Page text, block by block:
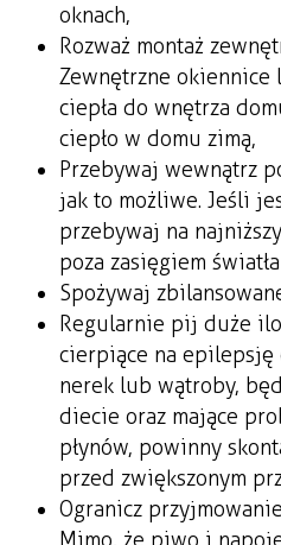
oknach,
Rozważ montaż
Zewnętrzne okiennice
ciepła do wnętrza
ciepło w domu zimą,
Przebywaj wewnątrz
jak to możliwe. Jeśli
przebywaj na
poza zasięgiem
Spożywaj
Regularnie pij duże
cierpiące na epilepsję
nerek lub wątroby,
diecie oraz mające
płynów, powinny
przed zwiększonym
Ogranicz